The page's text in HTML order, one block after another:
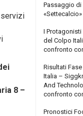
servizi
8 –
Passaggio
«Settecalcio»
I
del Colpo
confronto
Risultati
Italia –
And
confronto
Pronostici